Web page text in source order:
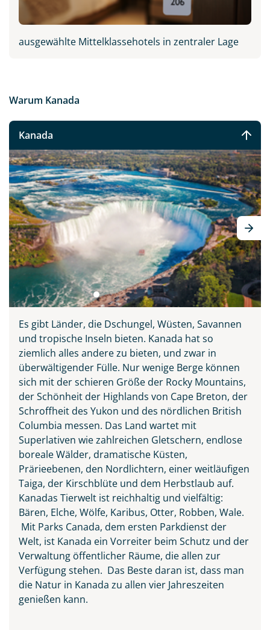
Niagarafälle
ausgewählte Mittelklassehotels in zentraler Lage
Warum Kanada
Kanada
Es gibt Länder, die Dschungel, Wüsten, Savannen
und tropische Inseln bieten. Kanada hat so
ziemlich alles andere zu bieten, und zwar in
überwältigender Fülle. Nur wenige Berge können
sich mit der schieren Größe der Rocky Mountains,
der Schönheit der Highlands von Cape Breton, der
Schroffheit des Yukon und des nördlichen British
Columbia messen. Das Land wartet mit
Superlativen wie zahlreichen Gletschern, endlose
boreale Wälder, dramatische Küsten,
Prärieebenen, den Nordlichtern, einer weitläufigen
Taiga, der Kirschblüte und dem Herbstlaub auf.
Kanadas Tierwelt ist reichhaltig und vielfältig:
Bären, Elche, Wölfe, Karibus, Otter, Robben, Wale.
Mit Parks Canada, dem ersten Parkdienst der
Welt, ist Kanada ein Vorreiter beim Schutz und der
Verwaltung öffentlicher Räume, die allen zur
Verfügung stehen. Das Beste daran ist, dass man
die Natur in Kanada zu allen vier Jahreszeiten
genießen kann.